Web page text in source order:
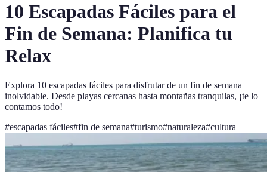
10 Escapadas Fáciles para el
Fin de Semana: Planifica tu
Relax
Explora 10 escapadas fáciles para disfrutar de un fin de semana
inolvidable. Desde playas cercanas hasta montañas tranquilas, ¡te lo
contamos todo!
#escapadas fáciles#fin de semana#turismo#naturaleza#cultura